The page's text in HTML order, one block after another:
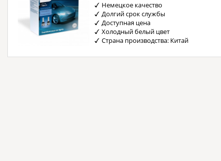
Немецкое качество
Долгий срок службы
Доступная цена
Холодный белый цвет
Страна производства: Китай